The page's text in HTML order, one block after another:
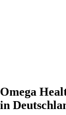
Omega
in